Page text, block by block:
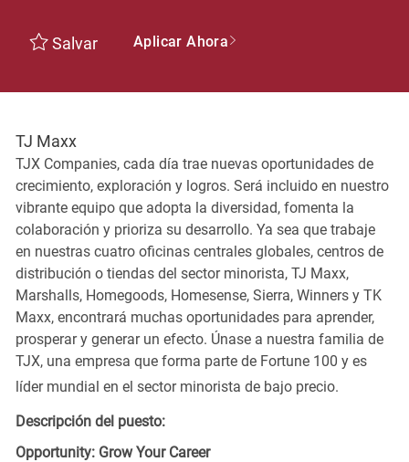
Salvar Aplicar Ahora
TJ Maxx
TJX Companies, cada día trae nuevas oportunidades de
crecimiento, exploración y logros. Será incluido en nuestro
vibrante equipo que adopta la diversidad, fomenta la
colaboración y prioriza su desarrollo. Ya sea que trabaje
en nuestras cuatro oficinas centrales globales, centros de
distribución o tiendas del sector minorista, TJ Maxx,
Marshalls, Homegoods, Homesense, Sierra, Winners y TK
Maxx, encontrará muchas oportunidades para aprender,
prosperar y generar un efecto. Únase a nuestra familia de
TJX, una empresa que forma parte de Fortune 100 y es
líder mundial en el sector minorista de bajo precio.
Descripción del puesto:
Opportunity: Grow Your Career